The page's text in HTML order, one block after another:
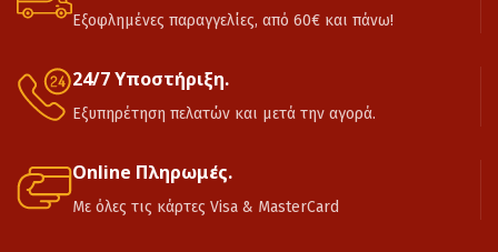
Εξοφλημένες παραγγελίες, από 60€ και πάνω!
24/7 Υποστήριξη.
Εξυπηρέτηση πελατών και μετά την αγορά.
Online Πληρωμές.
Με όλες τις κάρτες Visa & MasterCard